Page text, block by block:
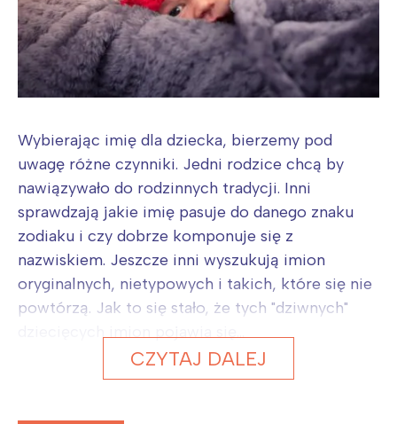
Wybierając imię dla dziecka, bierzemy pod
uwagę różne czynniki. Jedni rodzice chcą by
nawiązywało do rodzinnych tradycji. Inni
sprawdzają jakie imię pasuje do danego znaku
zodiaku i czy dobrze komponuje się z
nazwiskiem. Jeszcze inni wyszukują imion
oryginalnych, nietypowych i takich, które się nie
powtórzą. Jak to się stało, że tych "dziwnych"
CZYTAJ DALEJ